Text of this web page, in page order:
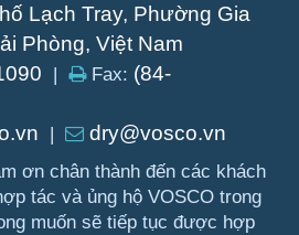
Lạch Tray, Phường Gia
Phòng, Việt Nam
Fax: (84-
dry@vosco.vn
ơn chân thành đến các khách
tác và ủng hộ VOSCO trong
muốn sẽ tiếp tục được hợp